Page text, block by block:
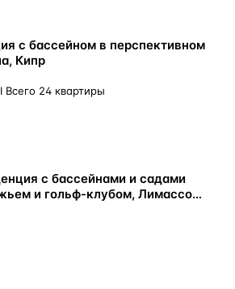
с бассейном в перспективном
Кипр
Всего 24 квартиры
с бассейнами и садами
и гольф-клубом, Лимассол,